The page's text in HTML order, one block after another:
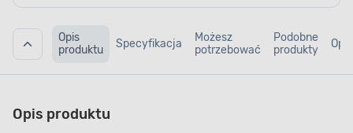
Opis
produktu
Specyfikacja
Możesz
potrzebować
Podobne
produkty
Opis produktu